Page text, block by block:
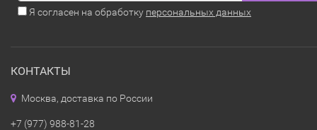
Я согласен на обработку персональных данных
КОНТАКТЫ
Москва, доставка по России
+7 (977) 988-81-28